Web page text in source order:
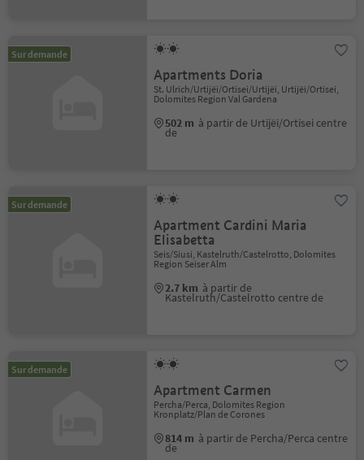
Sur demande
Apartments Doria
St. Ulrich/Urtijëi/Ortisei/Urtijëi, Urtijëi/Ortisei,
Dolomites Region Val Gardena
502 m à partir de Urtijëi/Ortisei centre
de
Sur demande
Apartment Cardini Maria
Elisabetta
Seis/Siusi, Kastelruth/Castelrotto, Dolomites
Region Seiser Alm
2.7 km à partir de
Kastelruth/Castelrotto centre de
Sur demande
Apartment Carmen
Percha/Perca, Dolomites Region
Kronplatz/Plan de Corones
814 m à partir de Percha/Perca centre
de